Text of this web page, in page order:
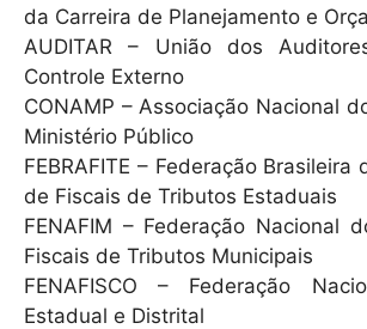
da Carreira de Planejamento e
AUDITAR – União dos
Controle Externo
CONAMP – Associação Nacional
Ministério Público
FEBRAFITE – Federação Brasileira
de Fiscais de Tributos Estaduais
FENAFIM – Federação Nacional
Fiscais de Tributos Municipais
FENAFISCO – Federação
Estadual e Distrital